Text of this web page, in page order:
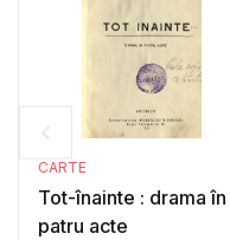
CARTE
Tot-înainte : drama în
patru acte